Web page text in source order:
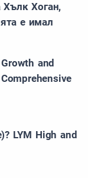
Хълк Хоган,
е имал
and
LYM High and